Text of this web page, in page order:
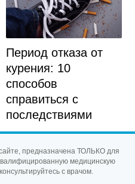
Период отказа от
курения: 10
способов
справиться с
последствиями
предназначена ТОЛЬКО для
медицинскую
с врачом.